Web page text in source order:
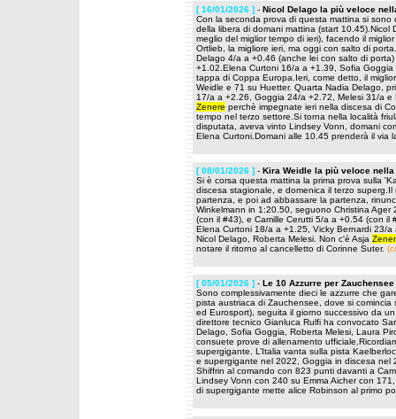
[ 16/01/2026 ] - Nicol Delago la più veloce
Con la seconda prova di questa mattina si sono
della libera di domani mattina (start
meglio del miglior tempo di ieri), facendo il
Ortlieb, la migliore ieri, ma oggi con salto di
Delago 4/a a +0.46 (anche lei con salto di
+1.02.Elena Curtoni 16/a a +1.39, Sofia
tappa di Coppa Europa.Ieri, come detto, il
Weidle e 71 su Huetter. Quarta Nadia Delago,
17/a a +2.26, Goggia 24/a +2.72, Melesi 31/a
Zenere perchè impegnate ieri nella discesa di
tempo nel terzo settore.Si torna nella località
disputata, aveva vinto Lindsey Vonn, domani
Elena Curtoni.Domani alle 10.45 prenderà il via
[ 08/01/2026 ] - Kira Weidle la più veloce
Si è corsa questa mattina la prima prova sulla
discesa stagionale, e domenica il terzo
partenza, e poi ad abbassare la partenza,
Winkelmann in 1:20.50, seguono Christina
(con il #43), e Camille Cerutti 5/a a +0.54 (con
Elena Curtoni 18/a a +1.25, Vicky Bernardi 23/
Nicol Delago, Roberta Melesi. Non c'è Asja
notare il ritorno al cancelletto di Corinne Suter.
[ 05/01/2026 ] - Le 10 Azzurre per Zauchensee
Sono complessivamente dieci le azzurre che
pista austriaca di Zauchensee, dove si
ed Eurosport), seguita il giorno successivo da
direttore tecnico Gianluca Rulfi ha convocato
Delago, Sofia Goggia, Roberta Melesi, Laura
consuete prove di allenamento
supergigante. L’Italia vanta sulla pista
e supergigante nel 2022, Goggia in discesa nel
Shiffrin al comando con 823 punti davanti a
Lindsey Vonn con 240 su Emma Aicher con
di supergigante mette alice Robinson al primo